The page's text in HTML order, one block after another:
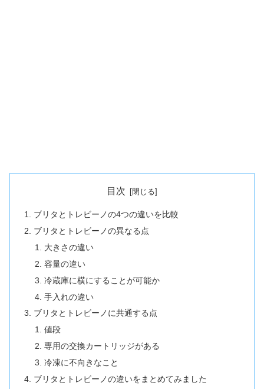
目次
ブリタとトレビーノの4つの違いを比較
ブリタとトレビーノの異なる点
大きさの違い
容量の違い
冷蔵庫に横にすることが可能か
手入れの違い
ブリタとトレビーノに共通する点
値段
専用の交換カートリッジがある
冷凍に不向きなこと
ブリタとトレビーノの違いをまとめてみました